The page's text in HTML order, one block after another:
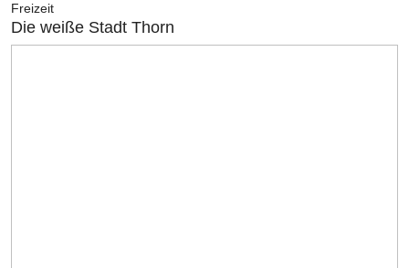
Freizeit
Die weiße Stadt Thorn